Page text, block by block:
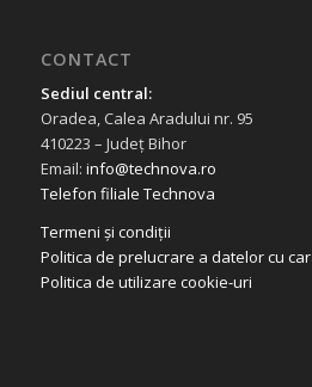
CONTACT
Sediul central:
Oradea, Calea Aradului nr. 95
410223 – Județ Bihor
Email: info@technova.ro
Telefon filiale Technova
Termeni și condiții
Politica de prelucrare a datelor cu
Politica de utilizare cookie-uri